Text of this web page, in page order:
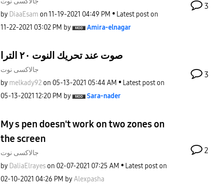
by DiaaEsam on‎11-19-2021 04:49 PM
Latest post on
‎11-22-2021 03:02 PM by Amira-elnagar
3
صوت عند تحريك النوت ٢٠ الترا
جالاكسى نوت
by melkady92 on ‎05-13-2021 05:44 AM
Latest post on
‎05-13-2021 12:20 PM by Sara-nader
3
My s pen doesn't work on two zones on
the screen
جالاكسى نوت
by DaliaElrayes on ‎02-07-2021 07:25 AM
Latest post on
‎02-10-2021 04:26 PM byAlexpasha
2